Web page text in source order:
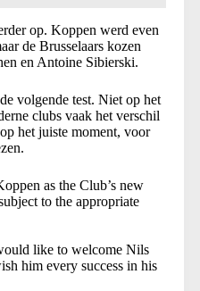
op. Koppen werd even
de Brusselaars kozen
en Antoine Sibierski.
volgende test. Niet op het
clubs vaak het verschil
het juiste moment, voor
as the Club’s new
to the appropriate
like to welcome Nils
him every success in his